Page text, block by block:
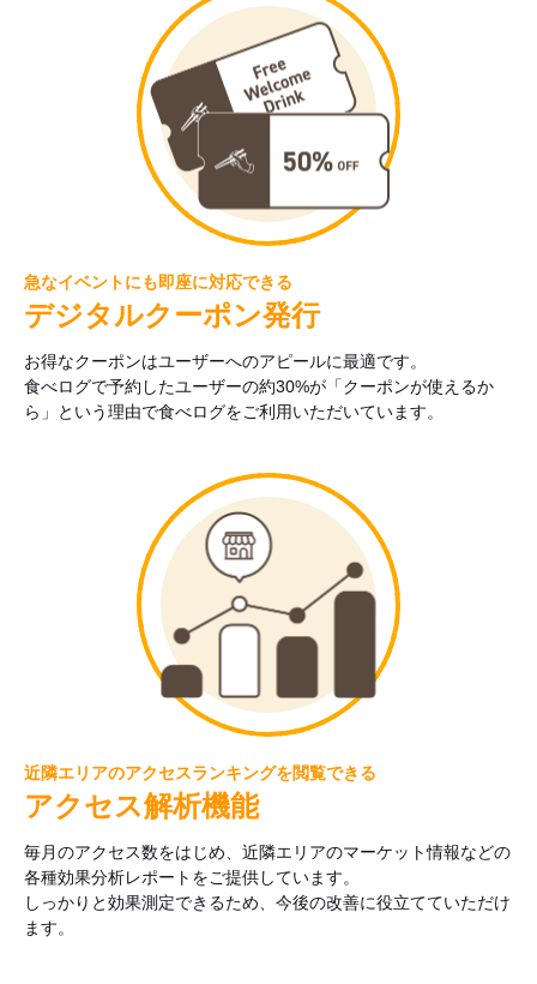
急なイベントにも即座に対応できる
デジタルクーポン発行
お得なクーポンはユーザーへのアピールに最適です。
食べログで予約したユーザーの約30%が「クーポンが使えるか
ら」という理由で食べログをご利用いただいています。
近隣エリアのアクセスランキングを閲覧できる
アクセス解析機能
毎月のアクセス数をはじめ、近隣エリアのマーケット情報などの
各種効果分析レポートをご提供しています。
しっかりと効果測定できるため、今後の改善に役立てていただけ
ます。